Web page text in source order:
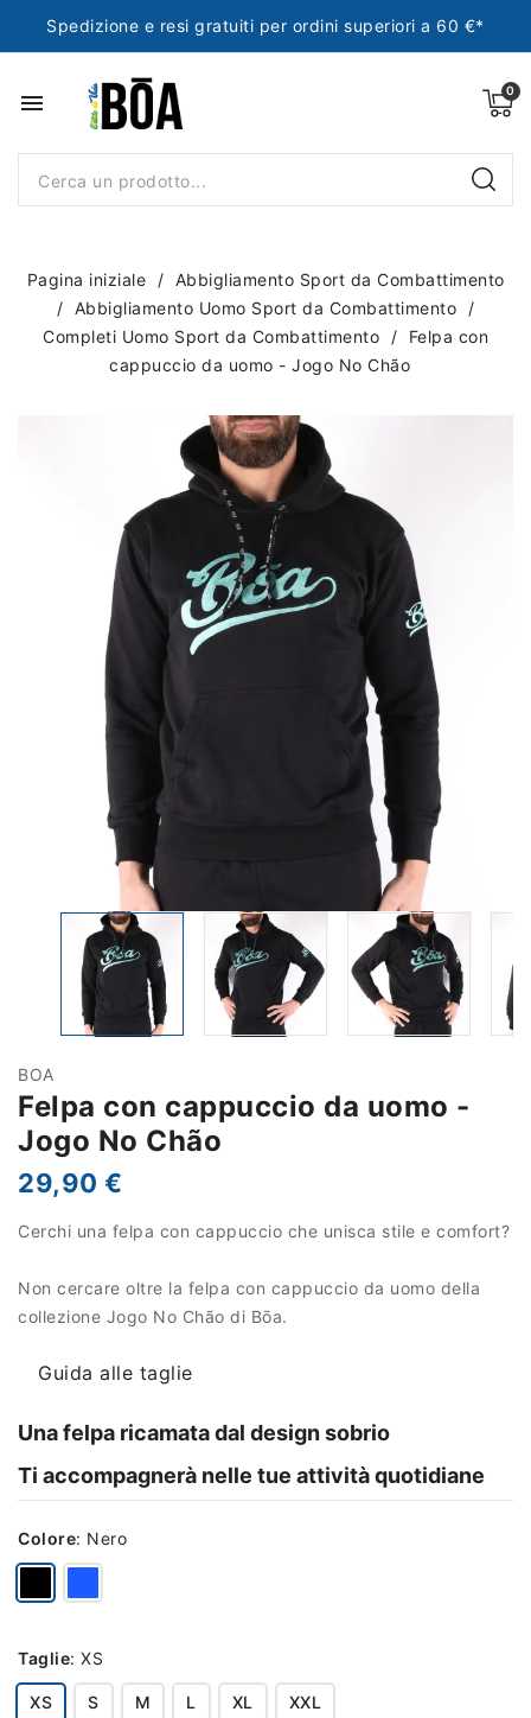
Spedizione e resi gratuiti per ordini superiori a 60 €*
menu
Pagina iniziale
Abbigliamento Sport da Combattimento
Abbigliamento Uomo Sport da Combattimento
Completi Uomo Sport da Combattimento
Felpa con
cappuccio da uomo - Jogo No Chão
BOA
Felpa con cappuccio da uomo -
Jogo No Chão
29,90 €
Cerchi una felpa con cappuccio che unisca stile e comfort?
Non cercare oltre la felpa con cappuccio da uomo della
collezione Jogo No Chão di Bōa.
Guida alle taglie
Una felpa ricamata dal design sobrio
Ti accompagnerà nelle tue attività quotidiane
Colore: Nero
Taglie: XS
XS S M L XL XXL